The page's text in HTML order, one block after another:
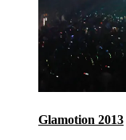
Glamotion 2013